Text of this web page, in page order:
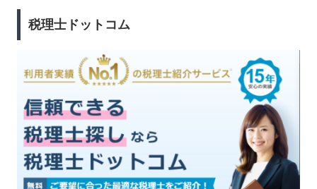
税理士ドットコム